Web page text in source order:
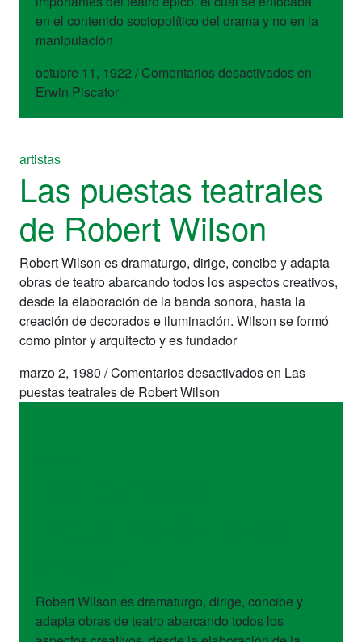
en el contenido sociopolítico del drama y no en la
manipulación
octubre 11, 1922 / Comentarios desactivadosen
Erwin Piscator
artistas
Las puestas teatrales
de Robert Wilson
Robert Wilson es dramaturgo, dirige, concibe y adapta
obras de teatro abarcando todos los aspectos creativos,
desde la elaboración de la banda sonora, hasta la
creación de decorados e iluminación. Wilson se formó
como pintor y arquitecto y es fundador
marzo 2, 1980 /Comentarios desactivadosen Las
puestas teatrales de Robert Wilson
Robert Wilson es dramaturgo, dirige, concibe y
adapta obras de teatro abarcando todos los